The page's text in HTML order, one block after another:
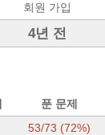
회원 가입
4년 전
푼 문제
53/73 (72%)